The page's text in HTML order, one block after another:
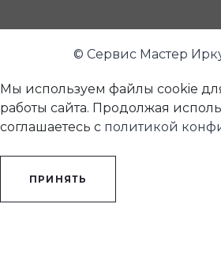
© Сервис Мастер
Мы используем файлы cookie
работы сайта. Продолжая
соглашаетесь с политикой
ПРИНЯТЬ